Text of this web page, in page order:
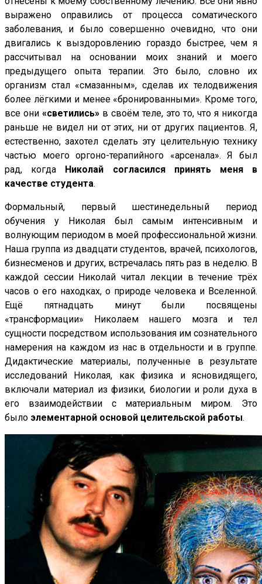
выражено оправились от процесса соматического
заболевания, и было совершенно очевидно, что они
двигались к выздоровлению гораздо быстрее, чем я
рассчитывал на основании моих знаний и моего
предыдущего опыта терапии. Это было, словно их
организм стал «смазанным», сделав их телодвижения
более лёгкими и менее «бронированными». Кроме того,
все они «светились» в своём теле, это то, что я никогда
раньше не видел ни от этих, ни от других пациентов. Я,
естественно, захотел сделать эту целительную технику
частью моего оргоно-терапийного «арсенала». Я был
рад, когда
Николай согласился принять меня в
качестве студента.
Формальный, первый шестинедельный период
обучения у Николая был самым интенсивным и
волнующим периодом в моей профессиональной жизни.
Наша группа из двадцати студентов, врачей, психологов,
бизнесменов и других, встречалась пять раз в неделю. В
каждой сессии Николай читал лекции в течение трёх
часов о его находках, о природе человека и Вселенной.
Ещё пятнадцать минут были посвящены
«трансформации» Николаем нашего мозга и тел
сущности посредством использования им сознательного
намерения на каждом из нас в отдельности и в группе.
Дидактические материалы, полученные в результате
исследований Николая, как физика и ясновидящего,
включали материал из физики, биологии и роли духа в
его взаимодействии с материальным миром. Это
было элементарной основой целительской работы.